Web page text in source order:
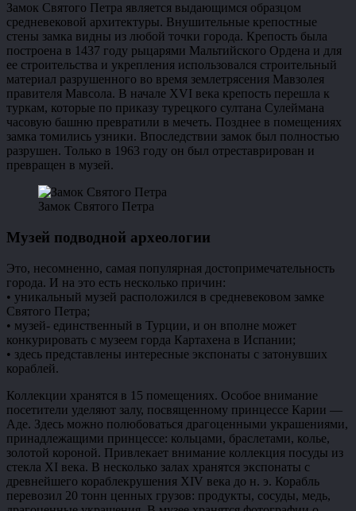
Замок Святого Петра является выдающимся образцом
средневековой архитектуры. Внушительные крепостные
стены замка видны из любой точки города. Крепость была
построена в 1437 году рыцарями Мальтийского Ордена и для
ее строительства и укрепления использовался строительный
материал разрушенного во время землетрясения Мавзолея
правителя Мавсола. В начале XVI века крепость перешла к
туркам, которые по приказу турецкого султана Сулеймана
часовую башню превратили в мечеть. Позднее в помещениях
замка томились узники. Впоследствии замок был полностью
разрушен. Только в 1963 году он был отреставрирован и
превращен в музей.
Замок Святого Петра
Музей подводной археологии
Это, несомненно, самая популярная достопримечательность
города. И на это есть несколько причин:
• уникальный музей расположился в средневековом замке
Святого Петра;
• музей- единственный в Турции, и он вполне может
конкурировать с музеем горда Картахена в Испании;
• здесь представлены интересные экспонаты с затонувших
кораблей.
Коллекции хранятся в 15 помещениях. Особое внимание
посетители уделяют залу, посвященному принцессе Карии —
Аде. Здесь можно полюбоваться драгоценными украшениями,
принадлежащими принцессе: кольцами, браслетами, колье,
золотой короной. Привлекает внимание коллекция посуды из
стекла XI века. В несколько залах хранятся экспонаты с
древнейшего кораблекрушения XIV века до н. э. Корабль
перевозил 20 тонн ценных грузов: продукты, сосуды, медь,